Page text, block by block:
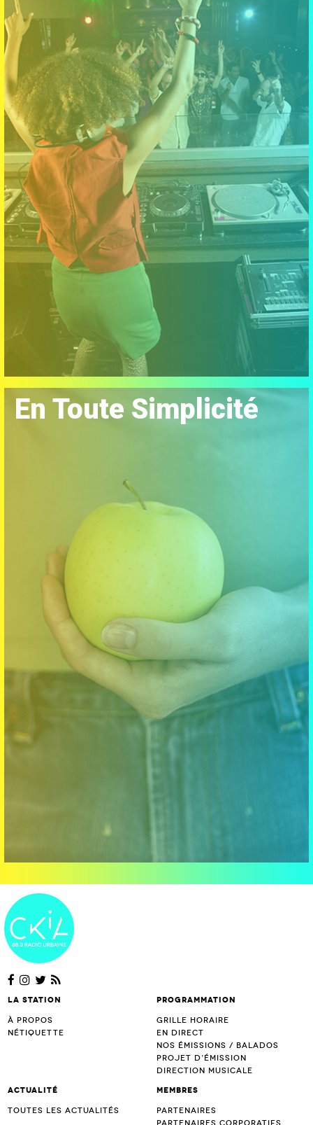
En Toute Simplicité
La station
À propos
Nétiquette
Programmation
Grille horaire
En direct
Nos émissions / Balados
Projet d’Émission
Direction musicale
Actualité
Toutes les actualités
Membres
Partenaires
Partenaires corporatifs